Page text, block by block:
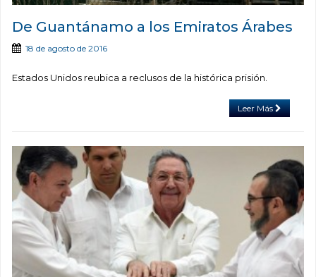
De Guantánamo a los Emiratos Árabes
18 de agosto de 2016
Estados Unidos reubica a reclusos de la histórica prisión.
Leer Más